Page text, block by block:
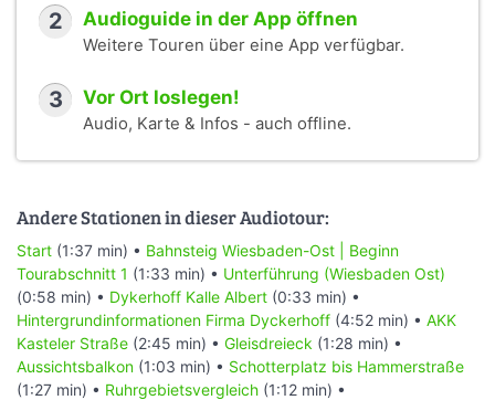
2 Audioguide in der App öffnen
Weitere Touren über eine App verfügbar.
3 Vor Ort loslegen!
Audio, Karte & Infos - auch offline.
Andere Stationen in dieser Audiotour:
Start (1:37 min) • Bahnsteig Wiesbaden-Ost | Beginn
Tourabschnitt 1 (1:33 min) • Unterführung (Wiesbaden Ost)
(0:58 min) • Dykerhoff Kalle Albert (0:33 min) •
Hintergrundinformationen Firma Dyckerhoff (4:52 min) • AKK
Kasteler Straße (2:45 min) • Gleisdreieck (1:28 min) •
Aussichtsbalkon (1:03 min) • Schotterplatz bis Hammerstraße
(1:27 min) • Ruhrgebietsvergleich (1:12 min) •